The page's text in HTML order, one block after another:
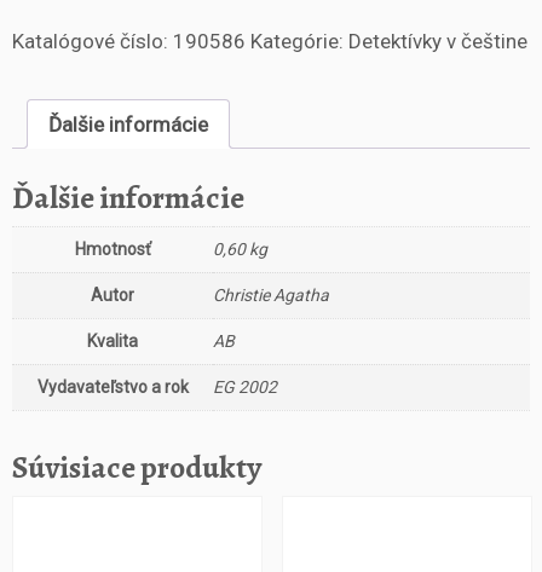
ž
o
ž
d
t
h
a
Katalógové číslo: 190586 Kategórie: Detektívky v češtine
Ďalšie informácie
Ďalšie informácie
Hmotnosť 0,60 kg
Autor Christie Agatha
Kvalita AB
Vydavateľstvo a rok EG 2002
Súvisiace produkty